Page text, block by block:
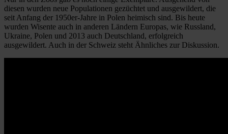
diesen wurden neue Populationen gezüchtet und ausgewildert, die
seit Anfang der 1950er-Jahre in Polen heimisch sind. Bis heute
wurden Wisente auch in anderen Ländern Europas, wie Russland,
Ukraine, Polen und 2013 auch Deutschland, erfolgreich
ausgewildert. Auch in der Schweiz steht Ähnliches zur Diskussion.